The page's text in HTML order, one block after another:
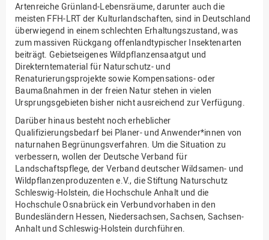
Artenreiche Grünland-Lebensräume, darunter auch die
meisten FFH-LRT der Kulturlandschaften, sind in Deutschland
überwiegend in einem schlechten Erhaltungszustand, was
zum massiven Rückgang offenlandtypischer Insektenarten
beiträgt. Gebietseigenes Wildpflanzensaatgut und
Direkterntematerial für Naturschutz- und
Renaturierungsprojekte sowie Kompensations- oder
Baumaßnahmen in der freien Natur stehen in vielen
Ursprungsgebieten bisher nicht ausreichend zur Verfügung.
Darüber hinaus besteht noch erheblicher
Qualifizierungsbedarf bei Planer- und Anwender*innen von
naturnahen Begrünungsverfahren. Um die Situation zu
verbessern, wollen der Deutsche Verband für
Landschaftspflege, der Verband deutscher Wildsamen- und
Wildpflanzenproduzenten e.V., die Stiftung Naturschutz
Schleswig-Holstein, die Hochschule Anhalt und die
Hochschule Osnabrück ein Verbundvorhaben in den
Bundesländern Hessen, Niedersachsen, Sachsen, Sachsen-
Anhalt und Schleswig-Holstein durchführen.